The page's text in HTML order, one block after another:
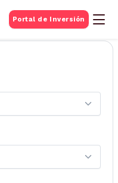
Portal de Inversión